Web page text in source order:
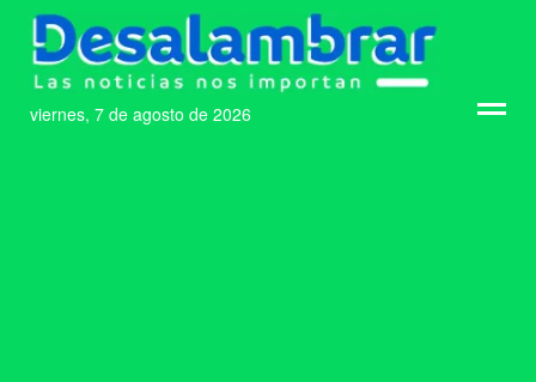
viernes, 7 de agosto de 2026